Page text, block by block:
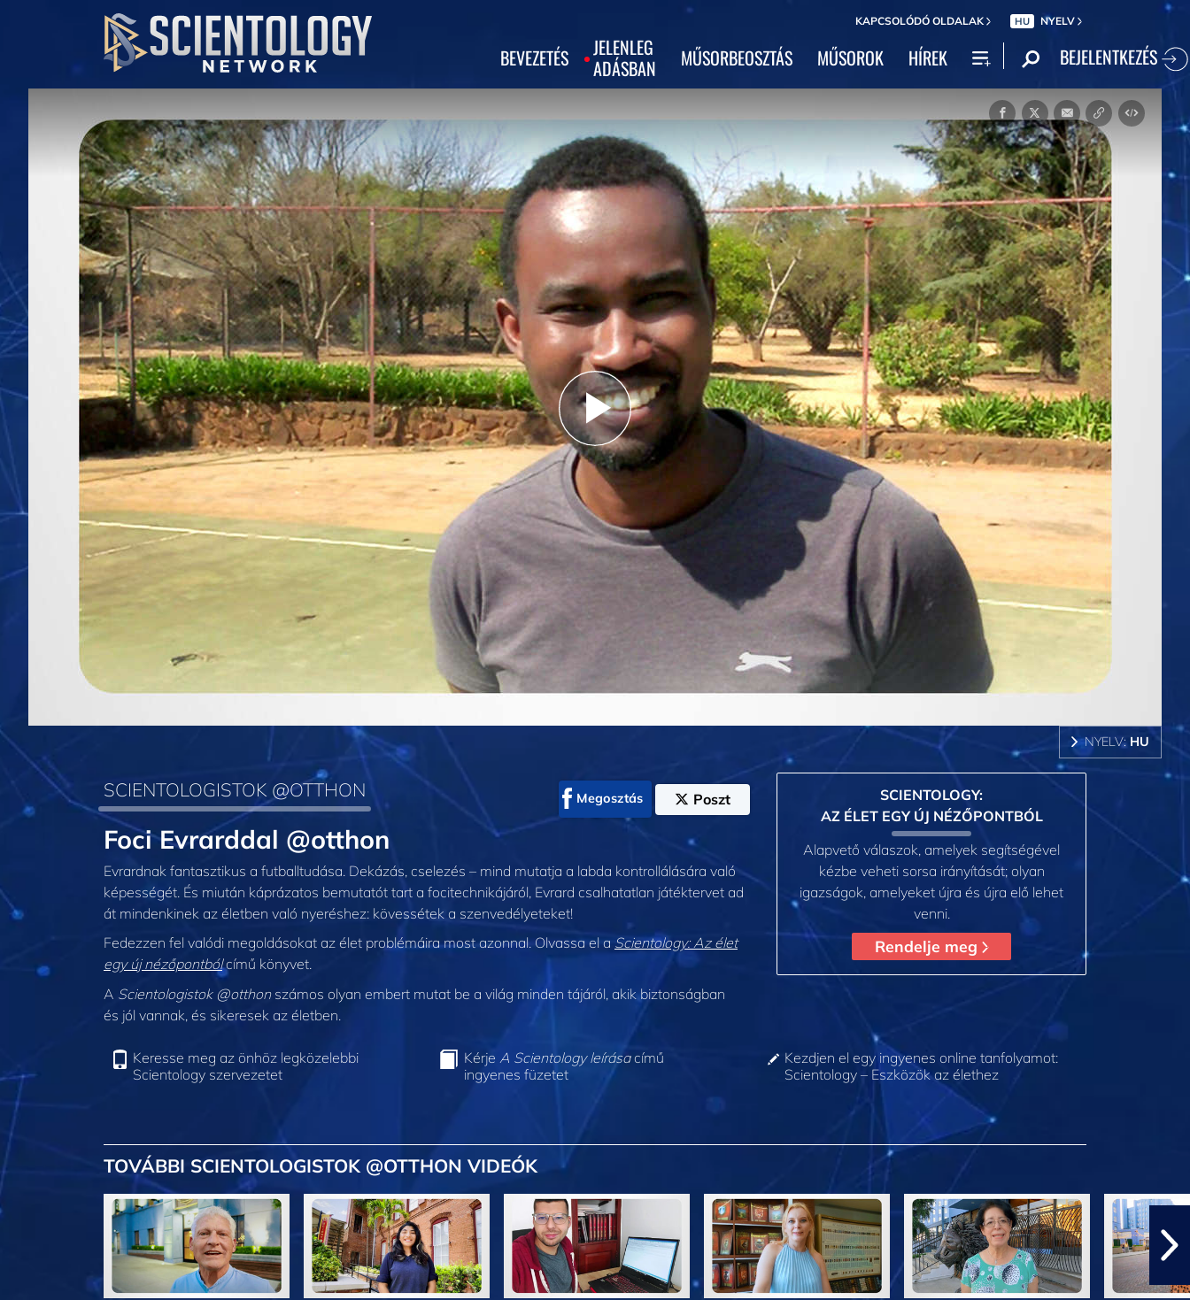
KAPCSOLÓDÓ OLDALAK HU NYELV
BEVEZETÉS
JELENLEG
ADÁSBAN
MŰSORBEOSZTÁS MŰSOROK HÍREK BEJELENTKEZÉS
Play
Video
NYELV: HU
SCIENTOLOGISTOK @OTTHON Megosztás Poszt
Foci Evrarddal @otthon
Evrardnak fantasztikus a futballtudása. Dekázás, cselezés – mind mutatja a labda kontrollálására való
képességét. És miután káprázatos bemutatót tart a focitechnikájáról, Evrard csalhatatlan játéktervet ad
át mindenkinek az életben való nyeréshez: kövessétek a szenvedélyeteket!
Fedezzen fel valódi megoldásokat az élet problémáira most azonnal. Olvassa el a Scientology: Az élet
egy új nézőpontbólcímű könyvet.
A Scientologistok @otthonszámos olyan embert mutat be a világ minden tájáról, akik biztonságban
és jól vannak, és sikeresek az életben.
SCIENTOLOGY:
AZ ÉLET EGY ÚJ NÉZŐPONTBÓL
Alapvető válaszok, amelyek segítségével
kézbe veheti sorsa irányítását; olyan
igazságok, amelyeket újra és újra elő lehet
venni.
Rendelje meg
Keresse meg az önhöz legközelebbi
Scientology szervezetet
Kérje A Scientology leírásacímű
ingyenes füzetet
Kezdjen el egy ingyenes online tanfolyamot:
Scientology – Eszközök az élethez
TOVÁBBI SCIENTOLOGISTOK @OTTHON VIDEÓK